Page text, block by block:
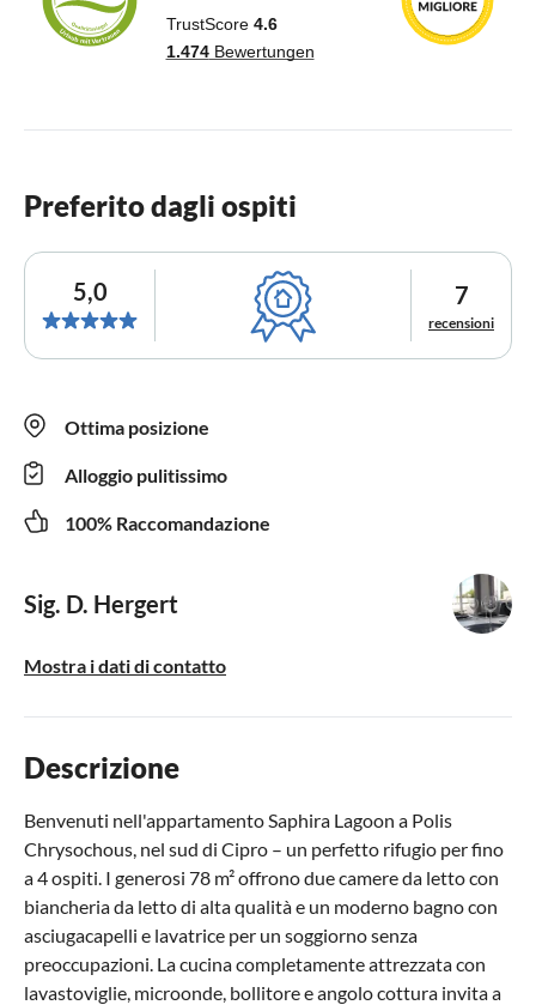
Preferito dagli ospiti
5,0 7
recensioni
Ottima posizione
Alloggio pulitissimo
100% Raccomandazione
Sig. D. Hergert
Mostra i dati di contatto
Descrizione
Benvenuti nell'appartamento Saphira Lagoon a Polis
Chrysochous, nel sud di Cipro – un perfetto rifugio per fino
a 4 ospiti. I generosi 78 m² offrono due camere da letto con
biancheria da letto di alta qualità e un moderno bagno con
asciugacapelli e lavatrice per un soggiorno senza
preoccupazioni. La cucina completamente attrezzata con
lavastoviglie, microonde, bollitore e angolo cottura invita a